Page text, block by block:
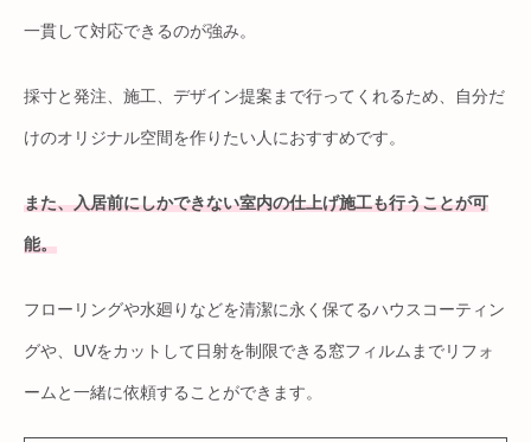
一貫して対応できるのが強み。
採寸と発注、施工、デザイン提案まで行ってくれるため、自分だ
けのオリジナル空間を作りたい人におすすめです。
また、入居前にしかできない室内の仕上げ施工も行うことが可
能。
フローリングや水廻りなどを清潔に永く保てるハウスコーティン
グや、UVをカットして日射を制限できる窓フィルムまでリフォ
ームと一緒に依頼することができます。